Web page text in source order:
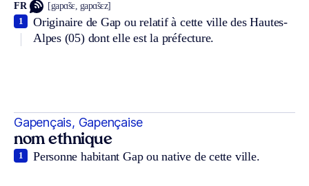
FR [gapɑ̃sɛ, gapɑ̃sɛz]
Originaire de Gap ou relatif à cette ville des Hautes-
Alpes (05) dont elle est la préfecture.
1
Gapençais, Gapençaise
nom ethnique
Personne habitant Gap ou native de cette ville.
1